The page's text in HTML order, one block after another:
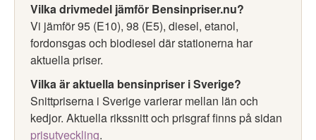
Vilka drivmedel jämför Bensinpriser.nu?
Vi jämför 95 (E10), 98 (E5), diesel, etanol,
fordonsgas och biodiesel där stationerna har
aktuella priser.
Vilka är aktuella bensinpriser i Sverige?
Snittpriserna i Sverige varierar mellan län och
kedjor. Aktuella rikssnitt och prisgraf finns på sidan
prisutveckling.